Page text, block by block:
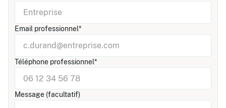
Email professionnel*
Téléphone professionnel*
Message (facultatif)